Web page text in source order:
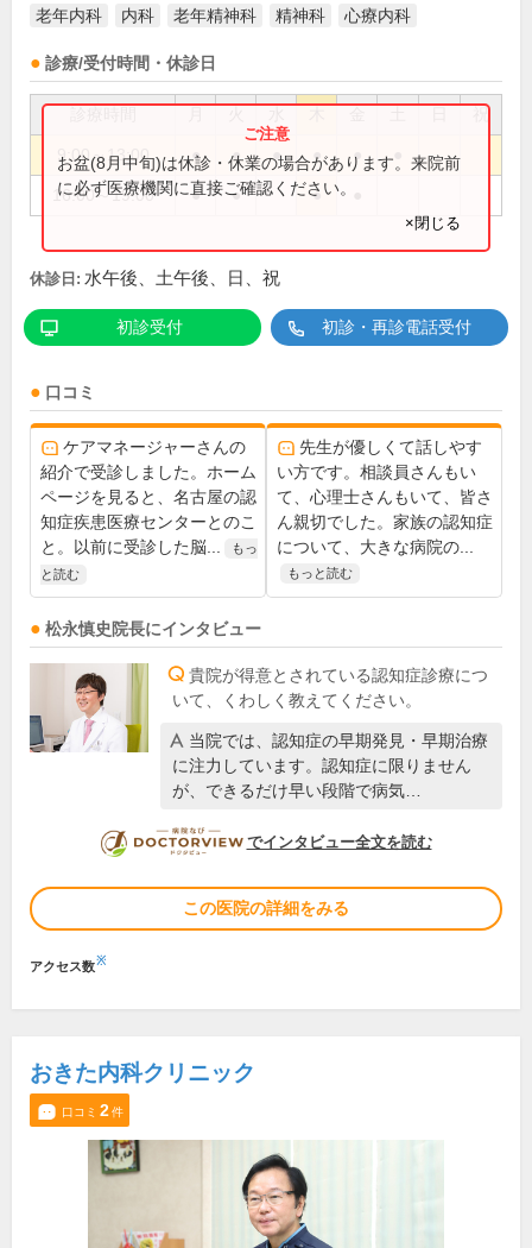
老年内科 内科 老年精神科 精神科 心療内科
診療/受付時間・休診日
祝
9:00～13:00 ● ● ● ● ●
16:00～19:00 ● ● ●
お盆(8月中旬)は休診・休業の場合があります。来院前
に必ず医療機関に直接ご確認ください。
×閉じる
休診日: 水午後、土午後、日、祝
初診受付 初診・再診電話受付
口コミ
ケアマネージャーさんの
紹介で受診しました。ホーム
ページを見ると、名古屋の認
知症疾患医療センターとのこ
と。以前に受診した脳...
もっ
と読む
先生が優しくて話しやす
い方です。相談員さんもい
て、心理士さんもいて、皆さ
ん親切でした。家族の認知症
について、大きな病院の...
もっと読む
松永慎史 院長にインタビュー
貴院が得意とされている認知症診療につ
いて、くわしく教えてください。
当院では、認知症の早期発見・早期治療
に注力しています。認知症に限りません
が、できるだけ早い段階で病気…
DOCTORVIEW
でインタビュー全文を読む
この医院の詳細をみる
アクセス数※
おきた内科クリニック
口コミ 2件